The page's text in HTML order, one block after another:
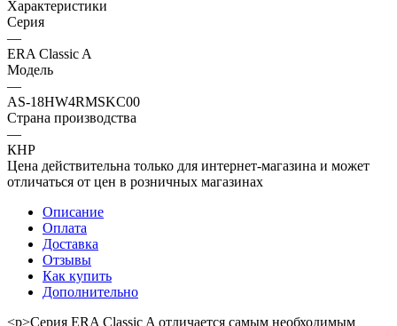
Характеристики
Серия
—
ERA Classic A
Модель
—
AS-18HW4RMSKC00
Страна производства
—
КНР
Цена действительна только для интернет-магазина и может
отличаться от цен в розничных магазинах
Описание
Оплата
Доставка
Отзывы
Как купить
Дополнительно
<p>Серия ERA Classic A отличается самым необходимым